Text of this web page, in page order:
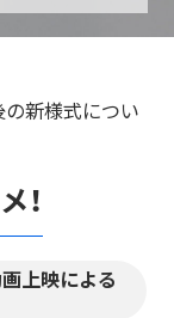
の新様式につい
！
上映による